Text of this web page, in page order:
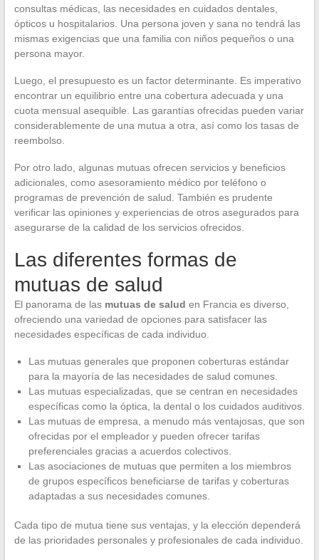
consultas médicas, las necesidades en cuidados dentales,
ópticos u hospitalarios. Una persona joven y sana no tendrá las
mismas exigencias que una familia con niños pequeños o una
persona mayor.
Luego, el presupuesto es un factor determinante. Es imperativo
encontrar un equilibrio entre una cobertura adecuada y una
cuota mensual asequible. Las garantías ofrecidas pueden variar
considerablemente de una mutua a otra, así como los tasas de
reembolso.
Por otro lado, algunas mutuas ofrecen servicios y beneficios
adicionales, como asesoramiento médico por teléfono o
programas de prevención de salud. También es prudente
verificar las opiniones y experiencias de otros asegurados para
asegurarse de la calidad de los servicios ofrecidos.
Las diferentes formas de
mutuas de salud
El panorama de las mutuas de salud en Francia es diverso,
ofreciendo una variedad de opciones para satisfacer las
necesidades específicas de cada individuo.
Las mutuas generales que proponen coberturas estándar
para la mayoría de las necesidades de salud comunes.
Las mutuas especializadas, que se centran en necesidades
específicas como la óptica, la dental o los cuidados auditivos.
Las mutuas de empresa, a menudo más ventajosas, que son
ofrecidas por el empleador y pueden ofrecer tarifas
preferenciales gracias a acuerdos colectivos.
Las asociaciones de mutuas que permiten a los miembros
de grupos específicos beneficiarse de tarifas y coberturas
adaptadas a sus necesidades comunes.
Cada tipo de mutua tiene sus ventajas, y la elección dependerá
de las prioridades personales y profesionales de cada individuo.